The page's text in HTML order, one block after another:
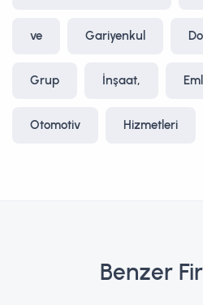
ve Gariyenkul
Grup İnşaat,
Otomotiv Hizmetleri
Benzer